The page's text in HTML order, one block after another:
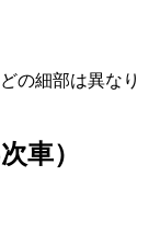
の細部は異なり
車）